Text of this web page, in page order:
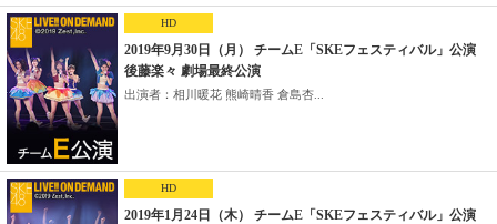
HD
2019年9月30日（月） チームE「SKEフェスティバル」公演
後藤楽々 劇場最終公演
出演者：相川暖花 熊崎晴香 倉島杏...
HD
2019年1月24日（木） チームE「SKEフェスティバル」公演